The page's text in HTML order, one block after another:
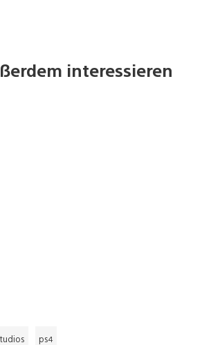
interessieren
ps4